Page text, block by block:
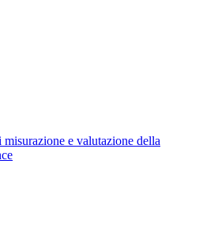
misurazione e valutazione della